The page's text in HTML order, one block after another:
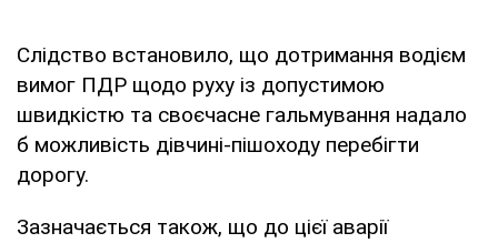
Слідство встановило, що дотримання водієм
вимог ПДР щодо руху із допустимою
швидкістю та своєчасне гальмування надало
б можливість дівчині-пішоходу перебігти
дорогу.
Зазначається також, що до цієї аварії